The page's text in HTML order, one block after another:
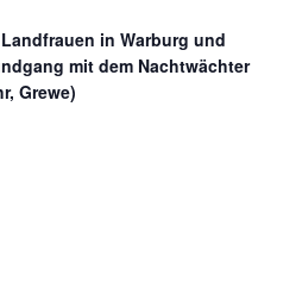
in Warburg und
mit dem Nachtwächter
Grewe)